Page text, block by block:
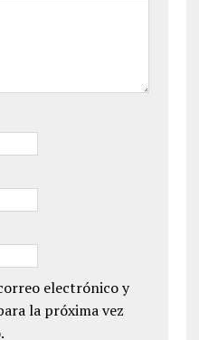
electrónico y
la próxima vez